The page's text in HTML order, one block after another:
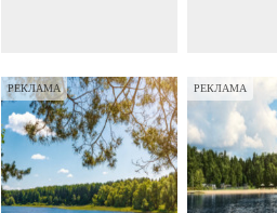
РЕКЛАМА РЕКЛАМА